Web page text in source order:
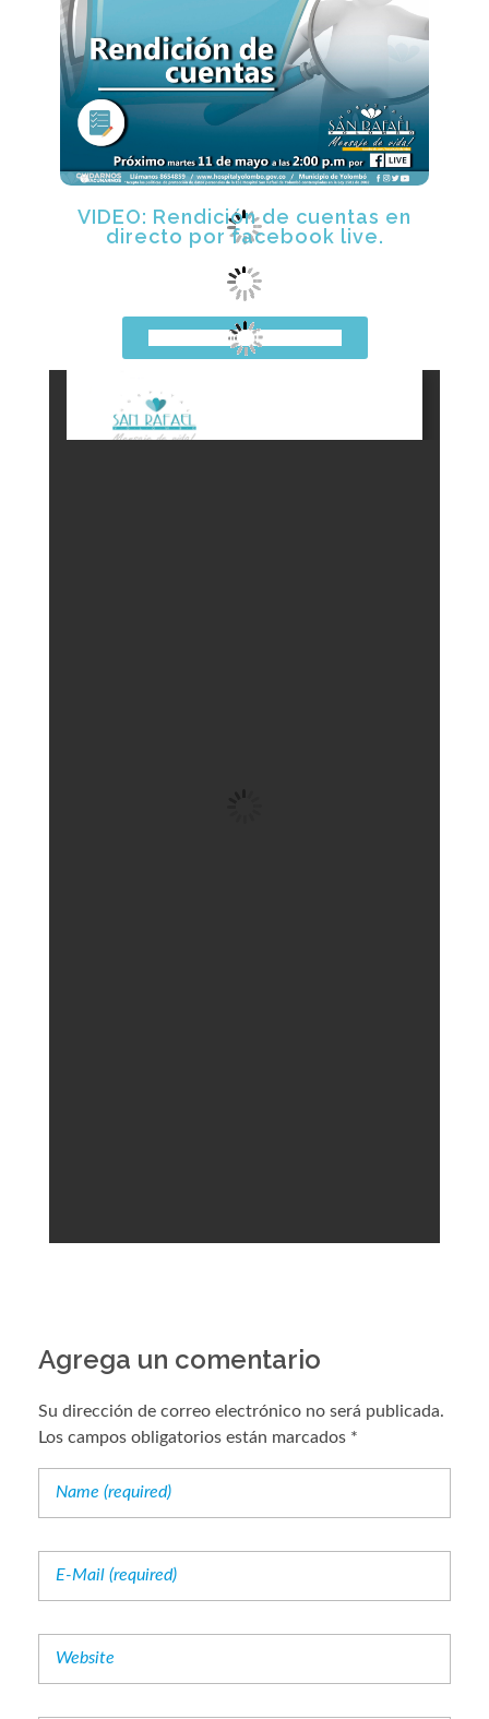
VIDEO: Rendición de cuentas en
directo por facebook live.
Conoce todo el evento acá
Agrega un comentario
Su dirección de correo electrónico no será publicada.
Los campos obligatorios están marcados *